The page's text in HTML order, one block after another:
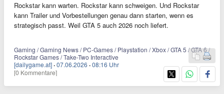
Rockstar kann warten. Rockstar kann schweigen. Und Rockstar
kann Trailer und Vorbestellungen genau dann starten, wenn es
strategisch passt. Weil GTA 5 auch 2026 noch liefert.
Gaming / Gaming News / PC-Games / Playstation / Xbox / GTA 5 / GTA 6 /
Rockstar Games / Take-Two Interactive
[dailygame.at] ·07.06.2026 ·08:16 Uhr
[0 Kommentare]